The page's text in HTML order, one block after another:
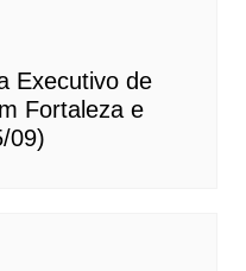
Executivo de
Fortaleza e
09)